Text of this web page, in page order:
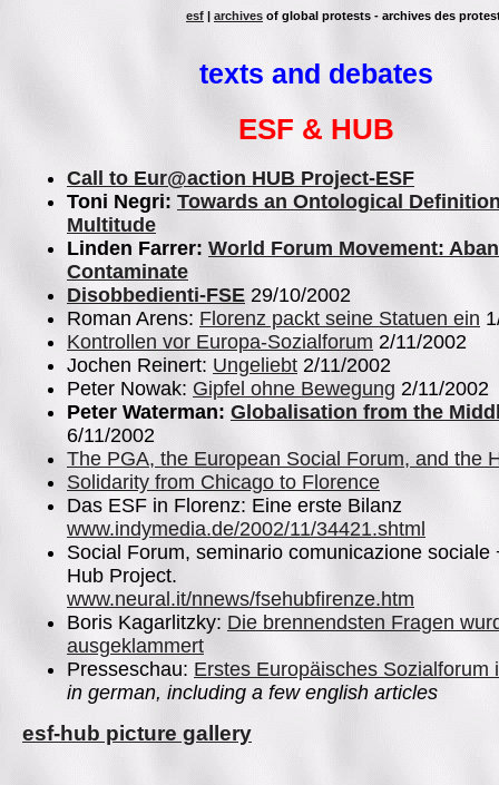
esf | archives of global protests - archives des
texts and debates
ESF & HUB
Call to Eur@action HUB Project-ESF
Toni Negri: Towards an Ontological
Multitude
Linden Farrer: World Forum Movement:
Contaminate
Disobbedienti-FSE 29/10/2002
Roman Arens: Florenz packt seine Statuen ein
Kontrollen vor Europa-Sozialforum 2/11/2002
Jochen Reinert: Ungeliebt 2/11/2002
Peter Nowak: Gipfel ohne Bewegung 2/11/2002
Peter Waterman: Globalisation from the
6/11/2002
The PGA, the European Social Forum, and the
Solidarity from Chicago to Florence
Das ESF in Florenz: Eine erste Bilanz
www.indymedia.de/2002/11/34421.shtml
Social Forum, seminario comunicazione sociale
Hub Project.
www.neural.it/nnews/fsehubfirenze.htm
Boris Kagarlitzky: Die brennendsten Fragen
ausgeklammert
Presseschau: Erstes Europäisches Sozialforum
in german, including a few english articles
esf-hub picture gallery